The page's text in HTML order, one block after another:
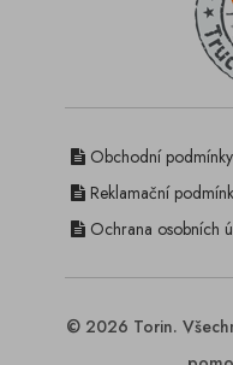
Obchodní podmínky
Reklamační
Ochrana osobních
© 2026 Torin.